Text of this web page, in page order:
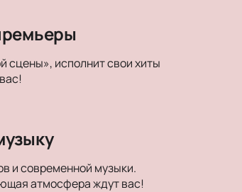
сцены», исполнит свои хиты
и современной музыки.
атмосфера ждут вас!